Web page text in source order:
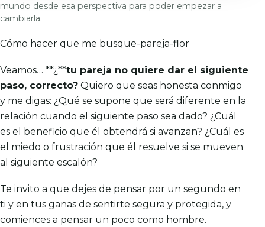
mundo desde esa perspectiva para poder empezar a
cambiarla.
Cómo hacer que me busque-pareja-flor
Veamos… **¿**tu pareja no quiere dar el siguiente
paso, correcto? Quiero que seas honesta conmigo
y me digas: ¿Qué se supone que será diferente en la
relación cuando el siguiente paso sea dado? ¿Cuál
es el beneficio que él obtendrá si avanzan? ¿Cuál es
el miedo o frustración que él resuelve si se mueven
al siguiente escalón?
Te invito a que dejes de pensar por un segundo en
ti y en tus ganas de sentirte segura y protegida, y
comiences a pensar un poco como hombre.